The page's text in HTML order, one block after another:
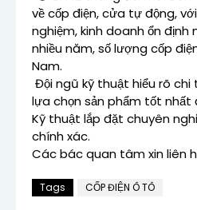
về cốp điện, cửa tự động,
nghiệm, kinh doanh ổn
nhiều năm, số lượng cốp
Nam.
Đội ngũ kỹ thuật hiểu rõ
lựa chọn sản phẩm tốt
Kỹ thuật lắp đặt chuyên
chính xác.
Các bác quan tâm xin liên
Tags CỐP ĐIỆN Ô TÔ